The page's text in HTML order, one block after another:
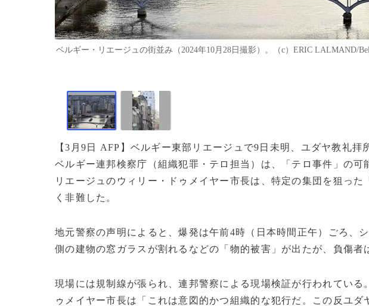
ベルギー・リエージュの街並み（2024年10月28日撮影）。（c）ERIC LALMAND/
【3月9日 AFP】ベルギー東部リエージュで9日未明、ユダヤ教礼拝
ベルギー連邦検察庁（組織犯罪・テロ担当）は、「テロ事件」の可
リエージュのウィリー・ドゥメイヤー市長は、特定の集団を狙っ
く非難した。
地元警察の声明によると、爆発は午前4時（日本時間正午）ごろ、
側の建物の窓ガラスが割れるなどの「物的被害」が出たが、負傷者
現場には規制線が張られ、連邦警察による現場検証が行われている
ゥメイヤー市長は「これは意図的かつ組織的な犯行だ。この反ユ